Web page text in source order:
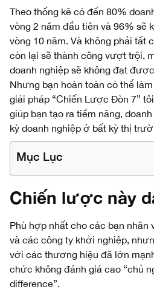
Theo thống kê có đến 80%
vòng 2 năm đầu tiên và 96% sẽ
vòng 10 năm. Và không phải tất
còn lại sẽ thành công vượt trội,
doanh nghiệp sẽ không đạt
Nhưng bạn hoàn toàn có thể
giải pháp “Chiến Lược Đòn 7”
giúp bạn tạo ra tiềm năng,
kỳ doanh nghiệp ở bất kỳ thị
Mục Lục
Chiến lược này
Phù hợp nhất cho các bạn nhân
và các công ty khởi nghiệp,
với các thương hiệu đã lớn
chức không đánh giá cao “chủ
difference”.